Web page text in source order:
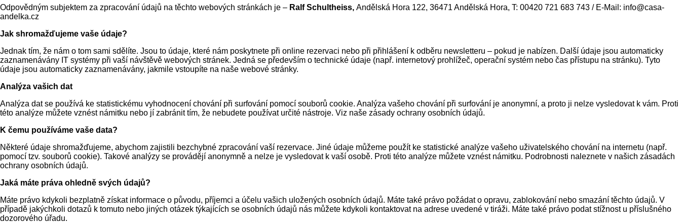
Odpovědným subjektem za zpracování údajů na těchto webových stránkách je – Ralf Schultheiss, Andělská Hora 122, 36471 Andělská Hora, T: 00420 721 683 743 / E-Mail: info@casa-
andelka.cz
Jak shromažďujeme vaše údaje?
Jednak tím, že nám o tom sami sdělíte. Jsou to údaje, které nám poskytnete při online rezervaci nebo při přihlášení k odběru newsletteru – pokud je nabízen. Další údaje jsou automaticky
zaznamenávány IT systémy při vaší návštěvě webových stránek. Jedná se především o technické údaje (např. internetový prohlížeč, operační systém nebo čas přístupu na stránku). Tyto
údaje jsou automaticky zaznamenávány, jakmile vstoupíte na naše webové stránky.
Analýza vašich dat
Analýza dat se používá ke statistickému vyhodnocení chování při surfování pomocí souborů cookie. Analýza vašeho chování při surfování je anonymní, a proto ji nelze vysledovat k vám. Proti
této analýze můžete vznést námitku nebo jí zabránit tím, že nebudete používat určité nástroje. Viz naše zásady ochrany osobních údajů.
K čemu používáme vaše data?
Některé údaje shromažďujeme, abychom zajistili bezchybné zpracování vaší rezervace. Jiné údaje můžeme použít ke statistické analýze vašeho uživatelského chování na internetu (např.
pomocí tzv. souborů cookie). Takové analýzy se provádějí anonymně a nelze je vysledovat k vaší osobě. Proti této analýze můžete vznést námitku. Podrobnosti naleznete v našich zásadách
ochrany osobních údajů.
Jaká máte práva ohledně svých údajů?
Máte právo kdykoli bezplatně získat informace o původu, příjemci a účelu vašich uložených osobních údajů. Máte také právo požádat o opravu, zablokování nebo smazání těchto údajů. V
případě jakýchkoli dotazů k tomuto nebo jiných otázek týkajících se osobních údajů nás můžete kdykoli kontaktovat na adrese uvedené v tiráži. Máte také právo podat stížnost u příslušného
dozorového úřadu.